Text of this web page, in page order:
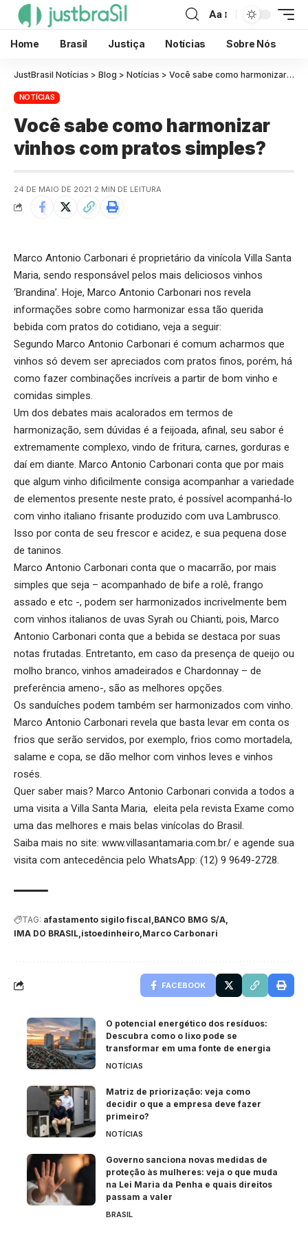
Aa
Home Brasil Justiça Notícias Sobre Nós
JustBrasil Notícias > Blog > Notícias > Você sabe como harmonizar vinhos com pratos simples?
NOTÍCIAS
Você sabe como harmonizar
vinhos com pratos simples?
24 DE MAIO DE 2021 2 MIN DE LEITURA
Marco Antonio Carbonari é proprietário da vinícola Villa Santa
Maria, sendo responsável pelos mais deliciosos vinhos
‘Brandina’. Hoje, Marco Antonio Carbonari nos revela
informações sobre como harmonizar essa tão querida
bebida com pratos do cotidiano, veja a seguir:
Segundo Marco Antonio Carbonari é comum acharmos que
vinhos só devem ser apreciados com pratos finos, porém, há
como fazer combinações incríveis a partir de bom vinho e
comidas simples.
Um dos debates mais acalorados em termos de
harmonização, sem dúvidas é a feijoada, afinal, seu sabor é
extremamente complexo, vindo de fritura, carnes, gorduras e
daí em diante. Marco Antonio Carbonari conta que por mais
que algum vinho dificilmente consiga acompanhar a variedade
de elementos presente neste prato, é possível acompanhá-lo
com vinho italiano frisante produzido com uva Lambrusco.
Isso por conta de seu frescor e acidez, e sua pequena dose
de taninos.
Marco Antonio Carbonari conta que o macarrão, por mais
simples que seja – acompanhado de bife a rolê, frango
assado e etc -, podem ser harmonizados incrivelmente bem
com vinhos italianos de uvas Syrah ou Chianti, pois, Marco
Antonio Carbonari conta que a bebida se destaca por suas
notas frutadas. Entretanto, em caso da presença de queijo ou
molho branco, vinhos amadeirados e Chardonnay – de
preferência ameno-, são as melhores opções.
Os sanduíches podem também ser harmonizados com vinho.
Marco Antonio Carbonari revela que basta levar em conta os
frios que serão servidos, por exemplo, frios como mortadela,
salame e copa, se dão melhor com vinhos leves e vinhos
rosés.
Quer saber mais? Marco Antonio Carbonari convida a todos a
uma visita a Villa Santa Maria, eleita pela revista Exame como
uma das melhores e mais belas vinícolas do Brasil.
Saiba mais no site: www.villasantamaria.com.br/ e agende sua
visita com antecedência pelo WhatsApp: (12) 9 9649-2728.
TAG: afastamento sigilo fiscal BANCO BMG S/A
IMA DO BRASIL istoedinheiro Marco Carbonari
FACEBOOK
O potencial energético dos resíduos:
Descubra como o lixo pode se
transformar em uma fonte de energia
NOTÍCIAS
Matriz de priorização: veja como
decidir o que a empresa deve fazer
primeiro?
NOTÍCIAS
Governo sanciona novas medidas de
proteção às mulheres: veja o que muda
na Lei Maria da Penha e quais direitos
passam a valer
BRASIL